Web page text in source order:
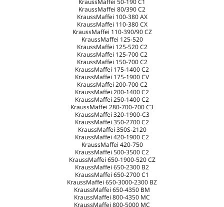
KraussMaffei 50-190 C1
KraussMaffei 80/390 C2
KraussMaffei 100-380 AX
KraussMaffei 110-380 CX
KraussMaffei 110-390/90 CZ
KraussMaffei 125-520
KraussMaffei 125-520 C2
KraussMaffei 125-700 C2
KraussMaffei 150-700 C2
KraussMaffei 175-1400 C2
KraussMaffei 175-1900 CV
KraussMaffei 200-700 C2
KraussMaffei 200-1400 C2
KraussMaffei 250-1400 C2
KraussMaffei 280-700-700 C3
KraussMaffei 320-1900-C3
KraussMaffei 350-2700 C2
KraussMaffei 350S-2120
KraussMaffei 420-1900 C2
KraussMaffei 420-750
KraussMaffei 500-3500 C2
KraussMaffei 650-1900-520 CZ
KraussMaffei 650-2300 B2
KraussMaffei 650-2700 C1
KraussMaffei 650-3000-2300 BZ
KraussMaffei 650-4350 BM
KraussMaffei 800-4350 MC
KraussMaffei 800-5000 MC